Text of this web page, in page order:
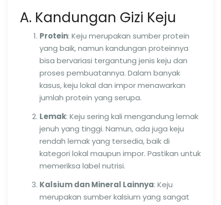
A. Kandungan Gizi Keju
Protein: Keju merupakan sumber protein
yang baik, namun kandungan proteinnya
bisa bervariasi tergantung jenis keju dan
proses pembuatannya. Dalam banyak
kasus, keju lokal dan impor menawarkan
jumlah protein yang serupa.
Lemak: Keju sering kali mengandung lemak
jenuh yang tinggi. Namun, ada juga keju
rendah lemak yang tersedia, baik di
kategori lokal maupun impor. Pastikan untuk
memeriksa label nutrisi.
Kalsium dan Mineral Lainnya: Keju
merupakan sumber kalsium yang sangat